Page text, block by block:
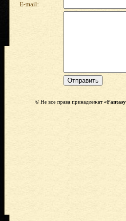
E-mail:
© Не все права принадлежат